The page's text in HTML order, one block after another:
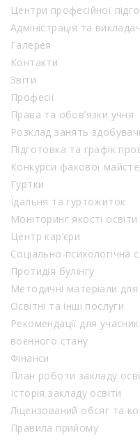
Центри професійної
Адміністрація та
Галерея
Контакти
Звіти
Професії
Права та обов’язки учня
Розклад занять
Підготовка та графік
Конкурси фахової
Гуртки
Їдальня та гуртожиток
Моніторинг якості освіти
Центр кар’єри
Соціально-психологічна
Протидія булінгу
Методичні матеріали для
Освітні та інші послуги
Рекомендації для
воєнного стану
Фінанси
План роботи закладу
Історія закладу освіти
Ліцензований обсяг та
Правила прийому